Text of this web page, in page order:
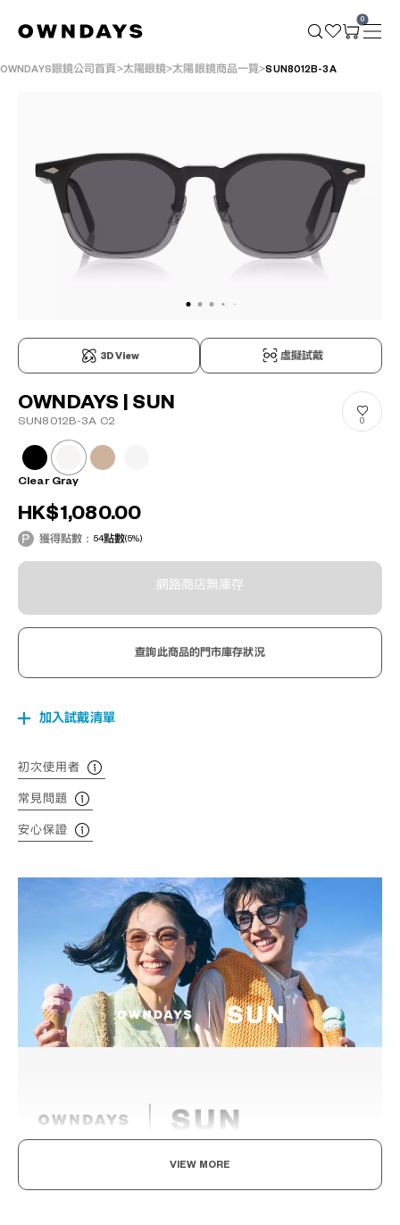
0
OWNDAYS眼鏡公司首頁 太陽眼鏡 太陽眼鏡商品一覽 SUN8012B-3A
3D View 虛擬試戴
OWNDAYS | SUN
SUN8012B-3A C2 0
Clear Gray
HK$1,080.00
獲得點數： 54點數(5%)
網路商店無庫存
查詢此商品的門市庫存狀況
加入試戴清單
初次使用者
常見問題
安心保證
感受陽光，為之著迷。
VIEW MORE